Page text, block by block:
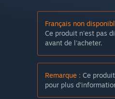
Français non
Ce produit n'est pas
avant de l'acheter.
Remarque : Ce
pour plus